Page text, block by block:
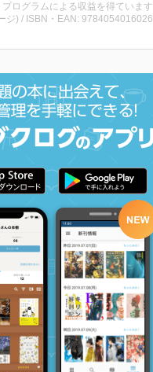
ログラムによる収益を得ています
ジ) / ISBN・EAN: 9784054016026